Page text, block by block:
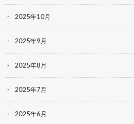
2025年10月
2025年9月
2025年8月
2025年7月
2025年6月